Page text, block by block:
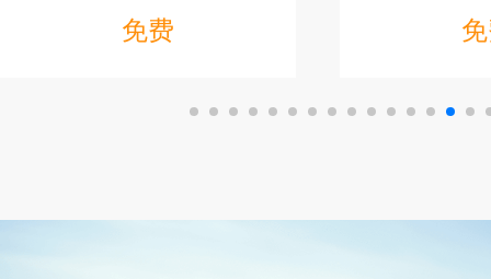
Gerber、BOM、坐标文件，促进增效
免费
库业务进行全方